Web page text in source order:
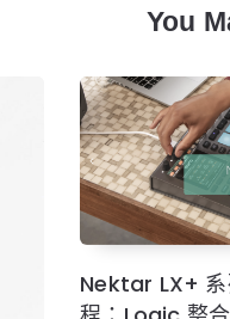
You
Nektar LX+